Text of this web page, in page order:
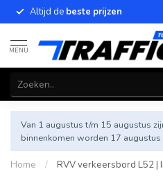
Altijd de beste prijzen
MENU
Van 1 augustus t/m 15 augustus
binnenkomen worden 17 augustus
Home / RVV verkeersbord L52 |